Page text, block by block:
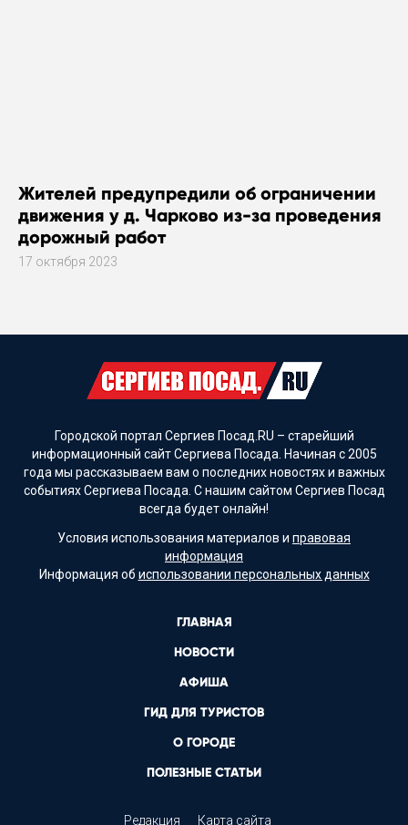
Жителей предупредили об ограничении
движения у д. Чарково из-за проведения
дорожный работ
17 октября 2023
Городской портал Сергиев Посад.RU – старейший
информационный сайт Сергиева Посада. Начиная с 2005
года мы рассказываем вам о последних новостях и важных
событиях Сергиева Посада. С нашим сайтом Сергиев Посад
всегда будет онлайн!
Условия использования материалов и правовая
информация
Информация об использовании персональных данных
ГЛАВНАЯ
НОВОСТИ
АФИША
ГИД ДЛЯ ТУРИСТОВ
О ГОРОДЕ
ПОЛЕЗНЫЕ СТАТЬИ
Редакция Карта сайта